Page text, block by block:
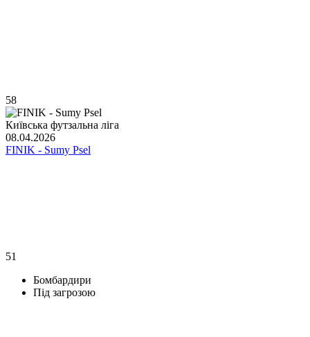
58
Київська футзальна ліга
08.04.2026
FINIK - Sumy Psel
51
Бомбардири
Під загрозою